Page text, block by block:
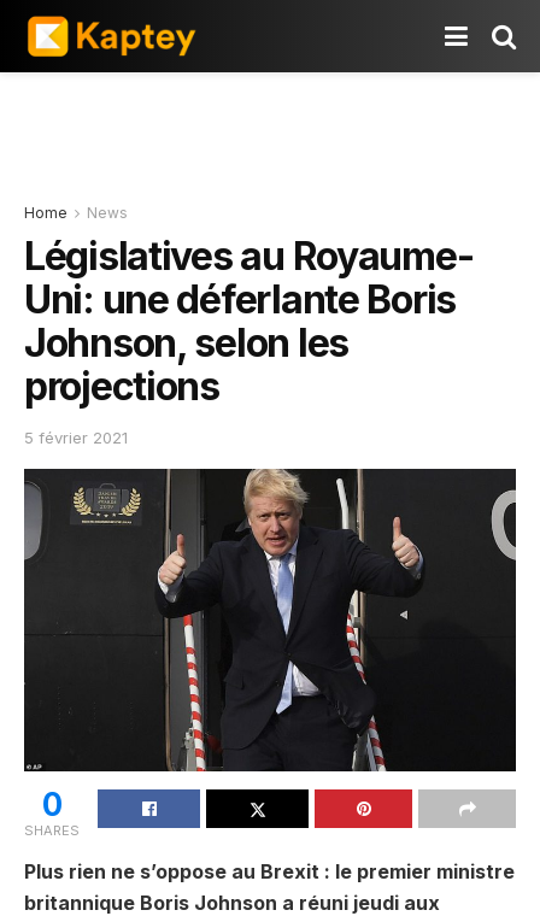
Home News
Législatives au Royaume-
Uni: une déferlante Boris
Johnson, selon les
projections
5 février 2021
0
SHARES
Plus rien ne s’oppose au Brexit : le premier ministre
britannique Boris Johnson a réuni jeudi aux